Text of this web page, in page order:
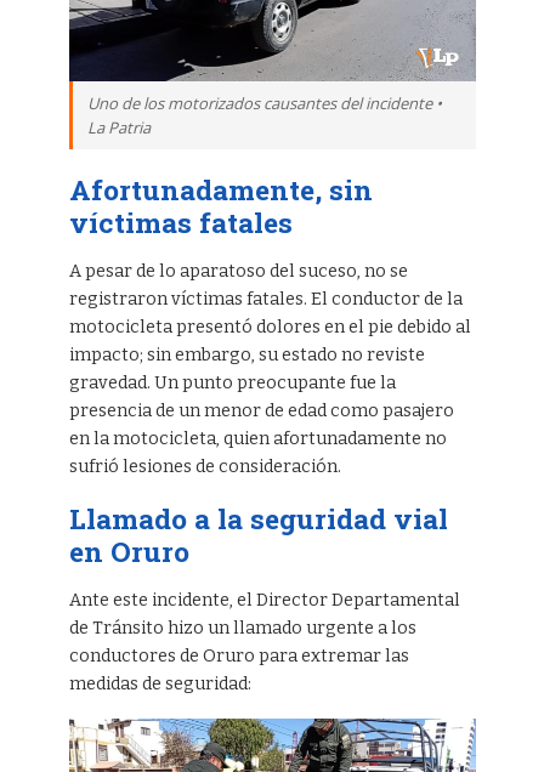
Uno de los motorizados causantes del incidente •
La Patria
Afortunadamente, sin
víctimas fatales
A pesar de lo aparatoso del suceso, no se
registraron víctimas fatales. El conductor de la
motocicleta presentó dolores en el pie debido al
impacto; sin embargo, su estado no reviste
gravedad. Un punto preocupante fue la
presencia de un menor de edad como pasajero
en la motocicleta, quien afortunadamente no
sufrió lesiones de consideración.
Llamado a la seguridad vial
en Oruro
Ante este incidente, el Director Departamental
de Tránsito hizo un llamado urgente a los
conductores de Oruro para extremar las
medidas de seguridad: